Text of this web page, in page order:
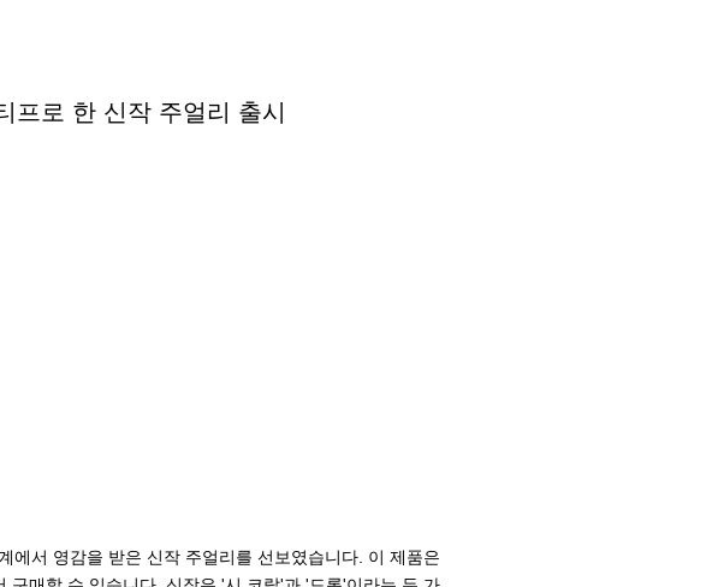
프로 한 신작 주얼리 출시
에서 영감을 받은 신작 주얼리를 선보였습니다. 이 제품은